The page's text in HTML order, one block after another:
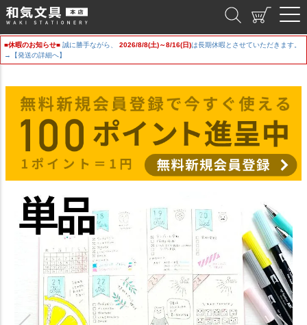
■休暇のお知らせ■ 誠に勝手ながら、 2026/8/8(土)～8/16(日)は長期休暇とさせていただきます。
→【発送の詳細へ】